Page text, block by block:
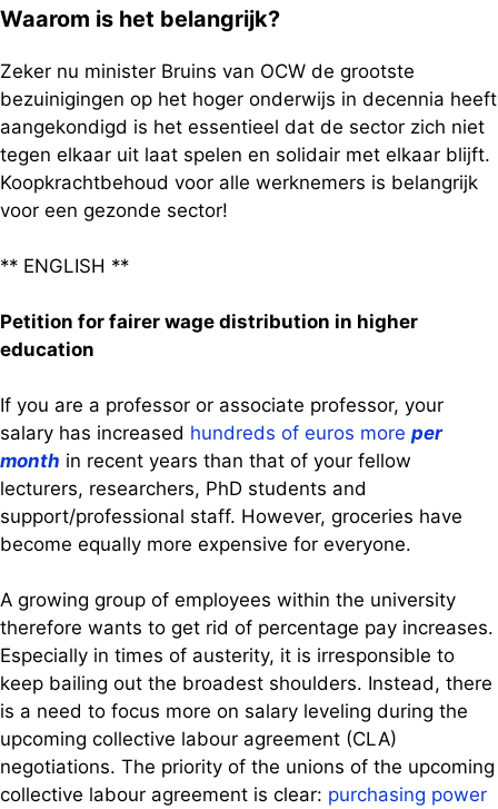
Waarom is het belangrijk?
Zeker nu minister Bruins van OCW de grootste
bezuinigingen op het hoger onderwijs in decennia heeft
aangekondigd is het essentieel dat de sector zich niet
tegen elkaar uit laat spelen en solidair met elkaar blijft.
Koopkrachtbehoud voor alle werknemers is belangrijk
voor een gezonde sector!
** ENGLISH **
Petition for fairer wage distribution in higher
education
If you are a professor or associate professor, your
salary has increased hundreds of euros more per
month in recent years than that of your fellow
lecturers, researchers, PhD students and
support/professional staff. However, groceries have
become equally more expensive for everyone.
A growing group of employees within the university
therefore wants to get rid of percentage pay increases.
Especially in times of austerity, it is irresponsible to
keep bailing out the broadest shoulders. Instead, there
is a need to focus more on salary leveling during the
upcoming collective labour agreement (CLA)
negotiations. The priority of the unions of the upcoming
collective labour agreement is clear: purchasing power